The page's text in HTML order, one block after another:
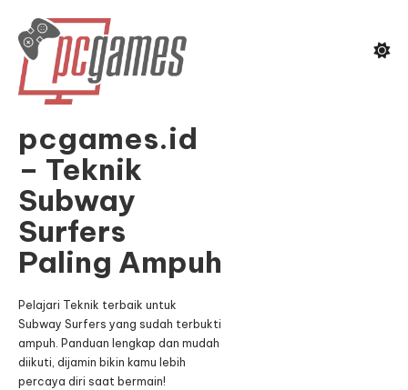
Content
pcgames.id
– Teknik
Subway
Surfers
Paling Ampuh
Pelajari Teknik terbaik untuk
Subway Surfers yang sudah terbukti
ampuh. Panduan lengkap dan mudah
diikuti, dijamin bikin kamu lebih
percaya diri saat bermain!